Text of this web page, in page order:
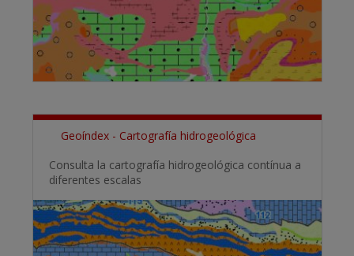
Geoíndex - Cartografía hidrogeológica
Consulta la cartografía hidrogeológica contínua a
diferentes escalas